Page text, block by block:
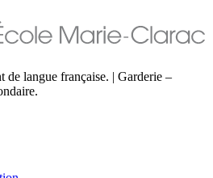
de langue française. | Garderie –